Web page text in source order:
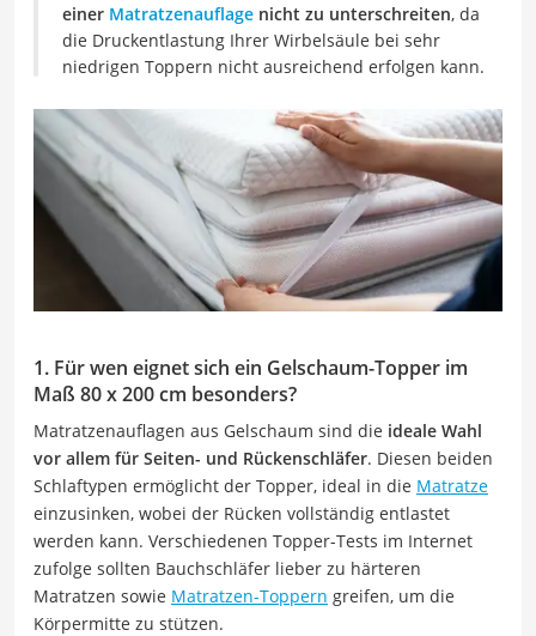
einer Matratzenauflage nicht zu unterschreiten, da
die Druckentlastung Ihrer Wirbelsäule bei sehr
niedrigen Toppern nicht ausreichend erfolgen kann.
1. Für wen eignet sich ein Gelschaum-Topper im
Maß 80 x 200 cm besonders?
Matratzenauflagen aus Gelschaum sind die ideale Wahl
vor allem für Seiten- und Rückenschläfer. Diesen beiden
Schlaftypen ermöglicht der Topper, ideal in die Matratze
einzusinken, wobei der Rücken vollständig entlastet
werden kann. Verschiedenen Topper-Tests im Internet
zufolge sollten Bauchschläfer lieber zu härteren
Matratzen sowie Matratzen-Toppern greifen, um die
Körpermitte zu stützen.